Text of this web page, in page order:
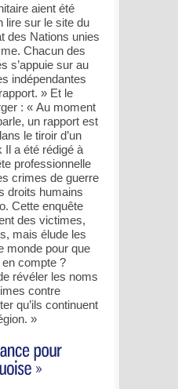
aient été
lire sur le site du
des Nations unies
Chacun des
s’appuie sur au
indépendantes
» Et le
: « Au moment
un rapport est
le tiroir d’un
Il a été rédigé à
professionnelle
crimes de guerre
droits humains
Cette enquête
des victimes,
mais élude les
monde pour que
compte ?
révéler les noms
contre
qu’ils continuent
»